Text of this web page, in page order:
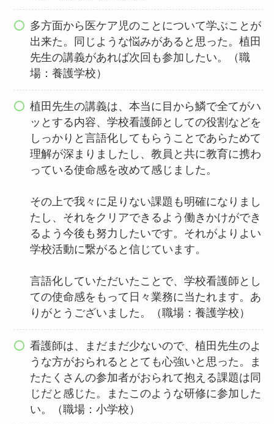
多方面から医ケア児のことについて学ぶことが
出来た。同じような悩みがあると思った。植田
先生の講義があれば次回も参加したい。（職
場：養護学校）
植田先生の講義は、本当に目から鱗で全てがハ
ッとする内容、学校看護師としての役割などを
しっかりと言語化してもらうことであらためて
理解が深まりましたし、教員と共に教育に携わ
っている使命感を改めて感じました。
その上で我々に足りない課題も明確になりまし
たし、それをクリアできるよう働きかけができ
るよう今後も努力したいです。それがよりよい
学校活動に繋がると信じています。
言語化していただいたことで、学校看護師とし
ての使命感をもって日々業務に当たれます。あ
りがとうございました。（職場：養護学校）
看護師は、まだまだ少ないので、植田先生のよ
うな方がおられるととても心強いと思った。ま
たたくさんの参加者がおられて抱える課題は同
じだと感じた。またこのような研修に参加した
い。（職場：小学校）